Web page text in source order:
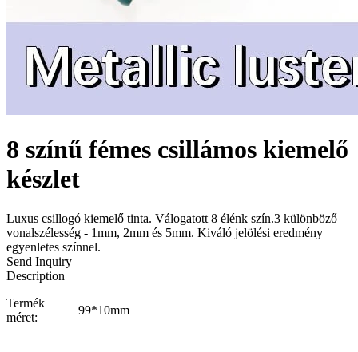
8 színű fémes csillámos kiemelő
készlet
Luxus csillogó kiemelő tinta. Válogatott 8 élénk szín.3 különböző
vonalszélesség - 1mm, 2mm és 5mm. Kiváló jelölési eredmény
egyenletes színnel.
Send Inquiry
Description
Termék
méret:
99*10mm